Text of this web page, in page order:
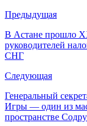
Предыдущая
В Астане прошло
руководителей
СНГ
Следующая
Генеральный
Игры — один из
пространстве